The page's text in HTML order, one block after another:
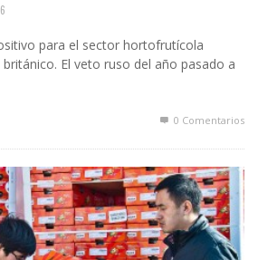
para el sector hortofrutícola
El veto ruso del año pasado a
0 Comentarios